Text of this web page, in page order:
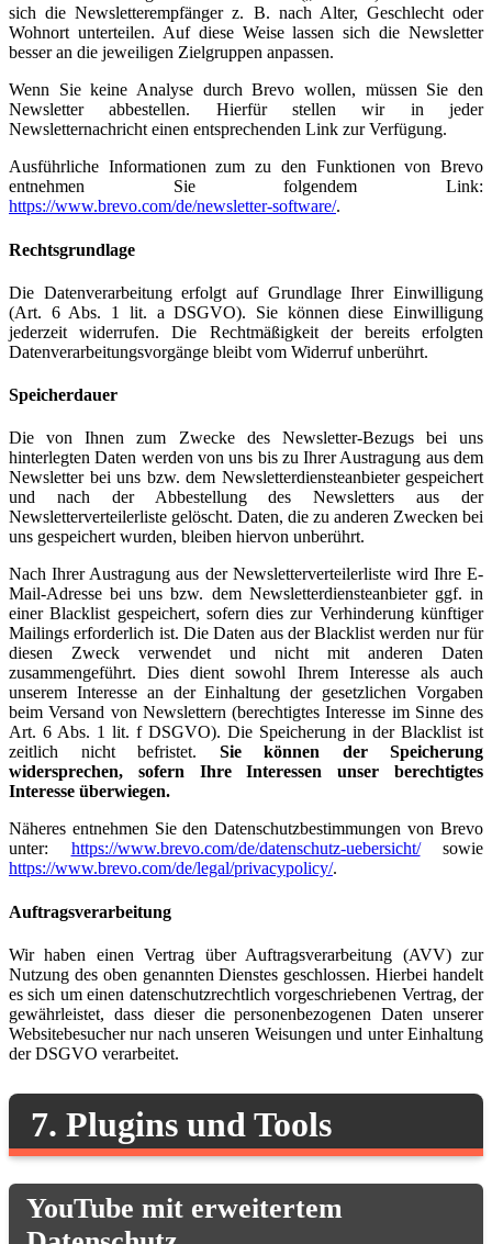
sich die Newsletterempfänger z. B. nach Alter, Geschlecht oder
Wohnort unterteilen. Auf diese Weise lassen sich die Newsletter
besser an die jeweiligen Zielgruppen anpassen.
Wenn Sie keine Analyse durch Brevo wollen, müssen Sie den
Newsletter abbestellen. Hierfür stellen wir in jeder
Newsletternachricht einen entsprechenden Link zur Verfügung.
Ausführliche Informationen zum zu den Funktionen von Brevo
entnehmen Sie folgendem Link:
https://www.brevo.com/de/newsletter-software/.
Rechtsgrundlage
Die Datenverarbeitung erfolgt auf Grundlage Ihrer Einwilligung
(Art. 6 Abs. 1 lit. a DSGVO). Sie können diese Einwilligung
jederzeit widerrufen. Die Rechtmäßigkeit der bereits erfolgten
Datenverarbeitungsvorgänge bleibt vom Widerruf unberührt.
Speicherdauer
Die von Ihnen zum Zwecke des Newsletter-Bezugs bei uns
hinterlegten Daten werden von uns bis zu Ihrer Austragung aus dem
Newsletter bei uns bzw. dem Newsletterdiensteanbieter gespeichert
und nach der Abbestellung des Newsletters aus der
Newsletterverteilerliste gelöscht. Daten, die zu anderen Zwecken bei
uns gespeichert wurden, bleiben hiervon unberührt.
Nach Ihrer Austragung aus der Newsletterverteilerliste wird Ihre E-
Mail-Adresse bei uns bzw. dem Newsletterdiensteanbieter ggf. in
einer Blacklist gespeichert, sofern dies zur Verhinderung künftiger
Mailings erforderlich ist. Die Daten aus der Blacklist werden nur für
diesen Zweck verwendet und nicht mit anderen Daten
zusammengeführt. Dies dient sowohl Ihrem Interesse als auch
unserem Interesse an der Einhaltung der gesetzlichen Vorgaben
beim Versand von Newslettern (berechtigtes Interesse im Sinne des
Art. 6 Abs. 1 lit. f DSGVO). Die Speicherung in der Blacklist ist
zeitlich nicht befristet. Sie können der Speicherung
widersprechen, sofern Ihre Interessen unser berechtigtes
Interesse überwiegen.
Näheres entnehmen Sie den Datenschutzbestimmungen von Brevo
unter: https://www.brevo.com/de/datenschutz-uebersicht/sowie
https://www.brevo.com/de/legal/privacypolicy/.
Auftragsverarbeitung
Wir haben einen Vertrag über Auftragsverarbeitung (AVV) zur
Nutzung des oben genannten Dienstes geschlossen. Hierbei handelt
es sich um einen datenschutzrechtlich vorgeschriebenen Vertrag, der
gewährleistet, dass dieser die personenbezogenen Daten unserer
Websitebesucher nur nach unseren Weisungen und unter Einhaltung
der DSGVO verarbeitet.
7. Plugins und Tools
YouTube mit erweitertem